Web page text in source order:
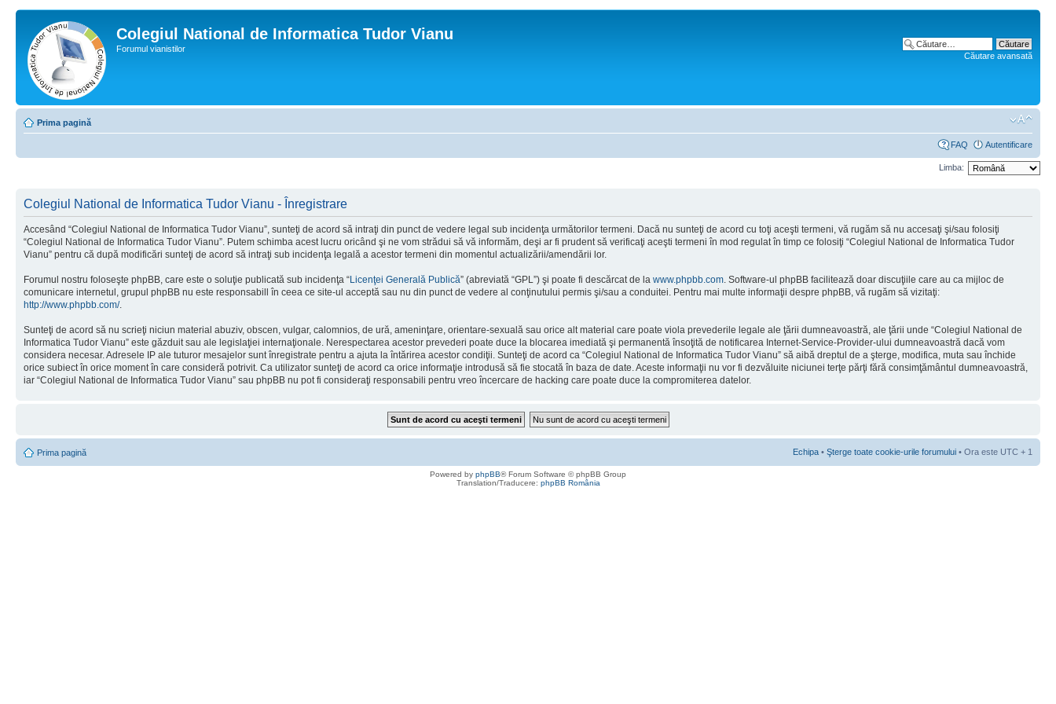
Colegiul National de Informatica Tudor Vianu
Forumul vianistilor
Căutare avansată
Prima pagină
FAQ Autentificare
Limba:
Colegiul National de Informatica Tudor Vianu - Înregistrare
Accesând “Colegiul National de Informatica Tudor Vianu”, sunteţi de acord să intraţi din punct de vedere legal sub incidenţa următorilor termeni. Dacă nu sunteţi de acord cu toţi aceşti termeni, vă rugăm să nu accesaţi şi/sau folosiţi
“Colegiul National de Informatica Tudor Vianu”. Putem schimba acest lucru oricând şi ne vom strădui să vă informăm, deşi ar fi prudent să verificaţi aceşti termeni în mod regulat în timp ce folosiţi “Colegiul National de Informatica Tudor
Vianu” pentru că după modificări sunteţi de acord să intraţi sub incidenţa legală a acestor termeni din momentul actualizării/amendării lor.
Forumul nostru foloseşte phpBB, care este o soluţie publicată sub incidenţa “Licenţei Generală Publică” (abreviată “GPL”) şi poate fi descărcat de la www.phpbb.com . Software-ul phpBB facilitează doar discuţiile care au ca mijloc de
comunicare internetul, grupul phpBB nu este responsabill în ceea ce site-ul acceptă sau nu din punct de vedere al conţinutului permis şi/sau a conduitei. Pentru mai multe informaţii despre phpBB, vă rugăm să vizitaţi:
http://www.phpbb.com/.
Sunteţi de acord să nu scrieţi niciun material abuziv, obscen, vulgar, calomnios, de ură, ameninţare, orientare-sexuală sau orice alt material care poate viola prevederile legale ale ţării dumneavoastră, ale ţării unde “Colegiul National de
Informatica Tudor Vianu” este găzduit sau ale legislaţiei internaţionale. Nerespectarea acestor prevederi poate duce la blocarea imediată şi permanentă însoţită de notificarea Internet-Service-Provider-ului dumneavoastră dacă vom
considera necesar. Adresele IP ale tuturor mesajelor sunt înregistrate pentru a ajuta la întărirea acestor condiţii. Sunteţi de acord ca “Colegiul National de Informatica Tudor Vianu” să aibă dreptul de a şterge, modifica, muta sau închide
orice subiect în orice moment în care consideră potrivit. Ca utilizator sunteţi de acord ca orice informaţie introdusă să fie stocată în baza de date. Aceste informaţii nu vor fi dezvăluite niciunei terţe părţi fără consimţământul dumneavoastră,
iar “Colegiul National de Informatica Tudor Vianu” sau phpBB nu pot fi consideraţi responsabili pentru vreo încercare de hacking care poate duce la compromiterea datelor.
Prima pagină Echipa • Şterge toate cookie-urile forumului • Ora este UTC + 1
Powered by phpBB® Forum Software © phpBB Group
Translation/Traducere: phpBB România